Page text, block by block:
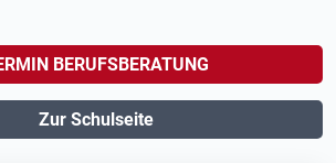
BERUFSBERATUNG
Zur Schulseite